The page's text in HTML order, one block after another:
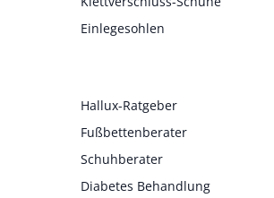
Einlegesohlen
Hallux-Ratgeber
Fußbettenberater
Schuhberater
Diabetes Behandlung